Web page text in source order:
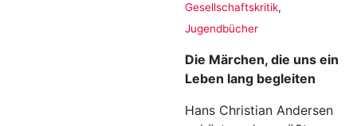
Gesellschaftskritik,
Jugendbücher
Die Märchen, die uns ein
Leben lang begleiten
Hans Christian Andersen